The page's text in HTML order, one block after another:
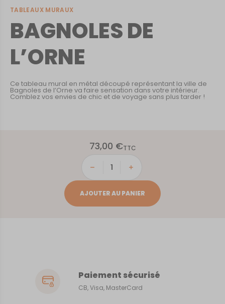
TABLEAUX MURAUX
BAGNOLES DE
L’ORNE
Ce tableau mural en métal découpé représentant la ville de
Bagnoles de l’Orne va faire sensation dans votre intérieur.
Comblez vos envies de chic et de voyage sans plus tarder !
73,00 €TTC
quantité
BAGNOLES
AJOUTER AU PANIER
Paiement sécurisé
CB, Visa, MasterCard